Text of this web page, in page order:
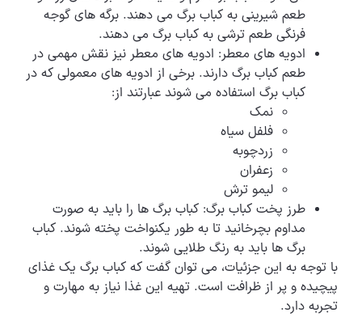
طعم شیرینی به کباب برگ می دهند. برگه های گوجه
فرنگی طعم ترشی به کباب برگ می دهند.
ادویه های معطر: ادویه های معطر نیز نقش مهمی در
طعم کباب برگ دارند. برخی از ادویه های معمولی که در
کباب برگ استفاده می شوند عبارتند از:
نمک
فلفل سیاه
زردچوبه
زعفران
لیمو ترش
طرز پخت کباب برگ: کباب برگ ها را باید به صورت
مداوم بچرخانید تا به طور یکنواخت پخته شوند. کباب
برگ ها باید به رنگ طلایی شوند.
با توجه به این جزئیات، می توان گفت که کباب برگ یک غذای
پیچیده و پر از ظرافت است. تهیه این غذا نیاز به مهارت و
تجربه دارد.